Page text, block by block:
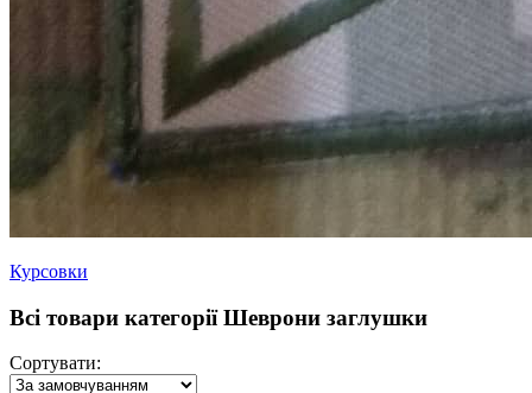
Курсовки
Всі товари категорії Шеврони заглушки
Сортувати: